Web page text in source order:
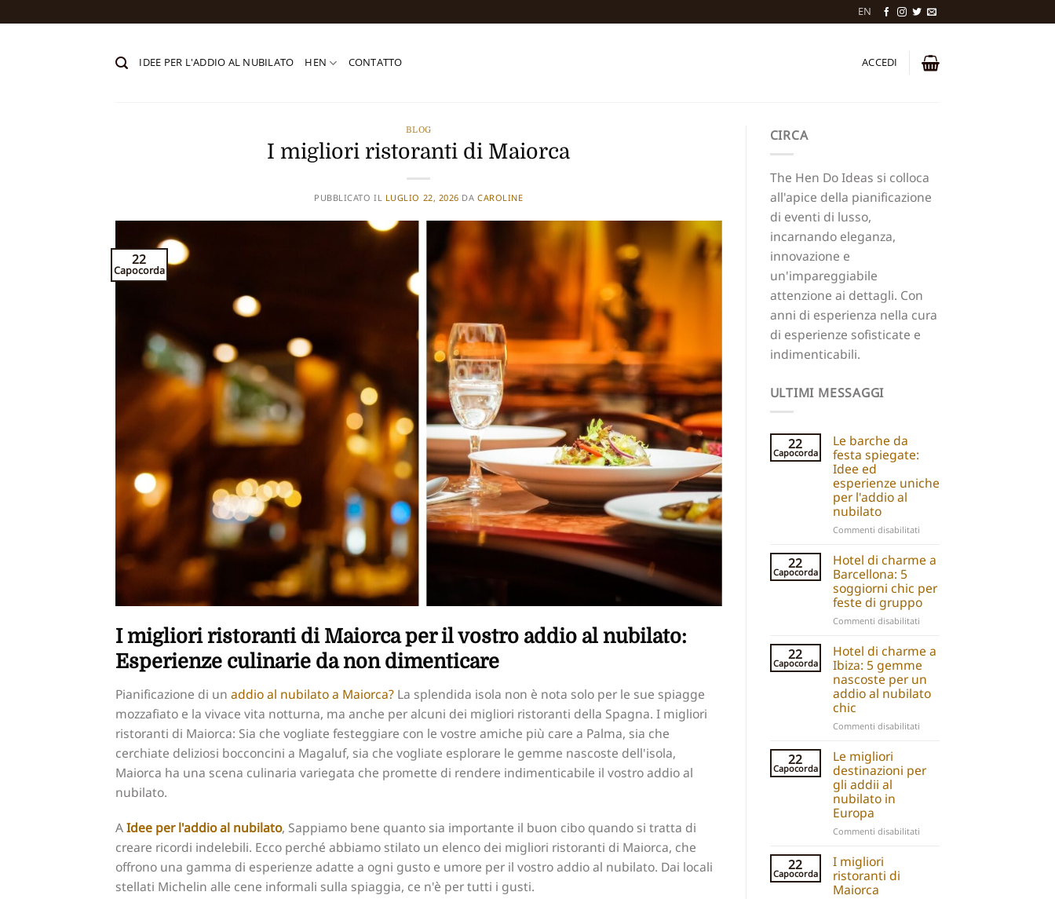
ai
EN
IDEE PER L'ADDIO AL NUBILATO HEN CONTATTO ACCEDI
BLOG
I migliori ristoranti di Maiorca
PUBBLICATO IL LUGLIO 22, 2026 DACAROLINE
22
Capocorda
I migliori ristoranti di Maiorca per il vostro addio al nubilato:
Esperienze culinarie da non dimenticare
Pianificazione di un addio al nubilato a Maiorca? La splendida isola non è nota solo per le sue spiagge
mozzafiato e la vivace vita notturna, ma anche per alcuni dei migliori ristoranti della Spagna. I migliori
ristoranti di Maiorca: Sia che vogliate festeggiare con le vostre amiche più care a Palma, sia che
cerchiate deliziosi bocconcini a Magaluf, sia che vogliate esplorare le gemme nascoste dell'isola,
Maiorca ha una scena culinaria variegata che promette di rendere indimenticabile il vostro addio al
nubilato.
AIdee per l'addio al nubilato, Sappiamo bene quanto sia importante il buon cibo quando si tratta di
creare ricordi indelebili. Ecco perché abbiamo stilato un elenco dei migliori ristoranti di Maiorca, che
offrono una gamma di esperienze adatte a ogni gusto e umore per il vostro addio al nubilato. Dai locali
stellati Michelin alle cene informali sulla spiaggia, ce n'è per tutti i gusti.
CIRCA
The Hen Do Ideas si colloca
all'apice della pianificazione
di eventi di lusso,
incarnando eleganza,
innovazione e
un'impareggiabile
attenzione ai dettagli. Con
anni di esperienza nella cura
di esperienze sofisticate e
indimenticabili.
ULTIMI MESSAGGI
22
Capocorda
Le barche da
festa spiegate:
Idee ed
esperienze uniche
per l'addio al
nubilato
Commenti disabilitatisu
boats
explained:
hen
do
ideas
experiences
22
Capocorda
Hotel di charme a
Barcellona: 5
soggiorni chic per
feste di gruppo
Commenti disabilitatisu
Boutique
Hotels:
5
Chic
Stays
Group
22
Capocorda
Hotel di charme a
Ibiza: 5 gemme
nascoste per un
addio al nubilato
chic
Commenti disabilitatisu
5
a
22
Capocorda
Le migliori
destinazioni per
gli addii al
nubilato in
Europa
Commenti disabilitatisu
22
Capocorda
I migliori
ristoranti di
Maiorca